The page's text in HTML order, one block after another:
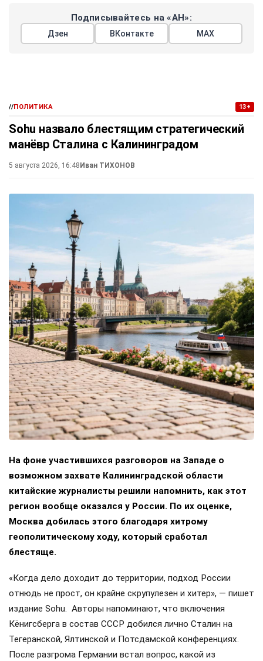
Подписывайтесь на «АН»:
Дзен ВКонтакте МАХ
//ПОЛИТИКА 13+
Sohu назвало блестящим стратегический
манёвр Сталина с Калининградом
5 августа 2026, 16:48 Иван ТИХОНОВ
На фоне участившихся разговоров на Западе о
возможном захвате Калининградской области
китайские журналисты решили напомнить, как этот
регион вообще оказался у России. По их оценке,
Москва добилась этого благодаря хитрому
геополитическому ходу, который сработал
блестяще.
«Когда дело доходит до территории, подход России
отнюдь не прост, он крайне скрупулезен и хитер», — пишет
издание Sohu. Авторы напоминают, что включения
Кёнигсберга в состав СССР добился лично Сталин на
Тегеранской, Ялтинской и Потсдамской конференциях.
После разгрома Германии встал вопрос, какой из